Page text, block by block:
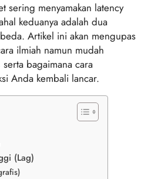
sering menyamakan latency
keduanya adalah dua
Artikel ini akan mengupas
ilmiah namun mudah
bagaimana cara
Anda kembali lancar.
(Lag)